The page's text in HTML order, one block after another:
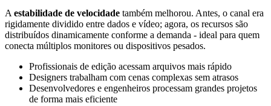
A estabilidade de velocidade também melhorou. Antes, o canal era
rigidamente dividido entre dados e vídeo; agora, os recursos são
distribuídos dinamicamente conforme a demanda - ideal para quem
conecta múltiplos monitores ou dispositivos pesados.
Profissionais de edição acessam arquivos mais rápido
Designers trabalham com cenas complexas sem atrasos
Desenvolvedores e engenheiros processam grandes projetos
de forma mais eficiente